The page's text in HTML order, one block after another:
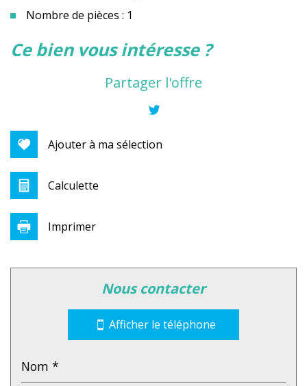
Nombre de pièces : 1
la ville de nice (06000)
École primaire
ce bien vous intéresse ?
Partager l'offre
Ajouter à ma sélection
Calculette
Imprimer
nous contacter
Afficher le téléphone